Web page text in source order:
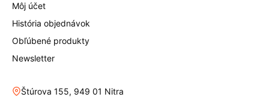
Môj účet
História objednávok
Obľúbené produkty
Newsletter
Štúrova 155, 949 01 Nitra